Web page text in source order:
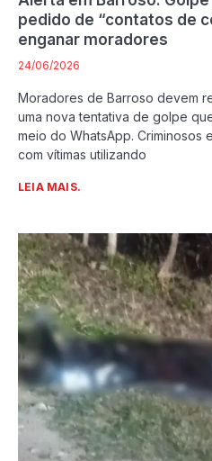
pedido de “contatos de
enganar moradores
24/06/2026
Moradores de Barroso devem
uma nova tentativa de golpe
meio do WhatsApp. Criminosos
com vítimas utilizando
LEIA MAIS.